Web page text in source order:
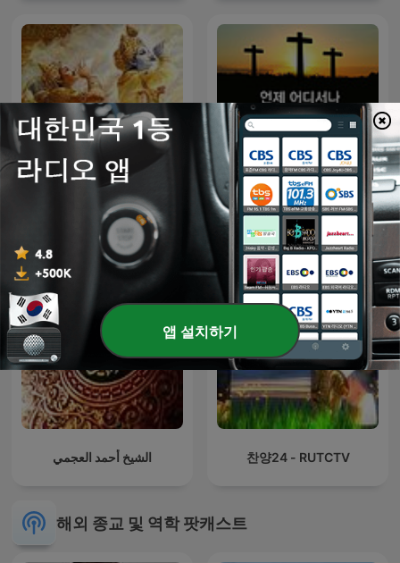
Gita For Daily Living 언제 어디서나 성경과 찬송
الشيخ أحمد العجمي 찬양24 - RUTCTV
해외 종교 및 역학 팟캐스트
앱 설치하기